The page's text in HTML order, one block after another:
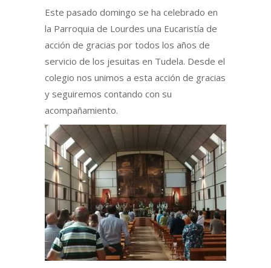
Este pasado domingo se ha celebrado en
la Parroquia de Lourdes una Eucaristía de
acción de gracias por todos los años de
servicio de los jesuitas en Tudela. Desde el
colegio nos unimos a esta acción de gracias
y seguiremos contando con su
acompañamiento.